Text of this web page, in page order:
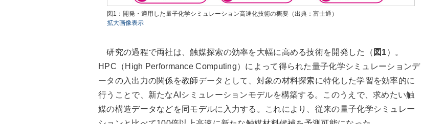
図1：開発・適用した量子化学シミュレーション高速化技術の概要（出典：富士通）
拡大画像表示
研究の過程で両社は、触媒探索の効率を大幅に高める技術を開発した（ 図1）。
HPC（High Performance Computing）によって得られた量子化学シミュレーションデ
ータの入出力の関係を教師データとして、対象の材料探索に特化した学習を効率的に
行うことで、新たなAIシミュレーションモデルを構築する。このうえで、求めたい触
媒の構造データなどを同モデルに入力する。これにより、従来の量子化学シミュレー